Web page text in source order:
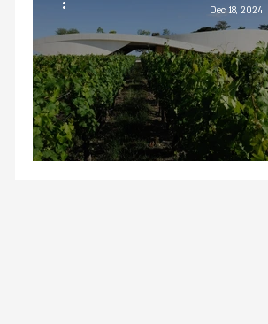
Dec 18, 2024